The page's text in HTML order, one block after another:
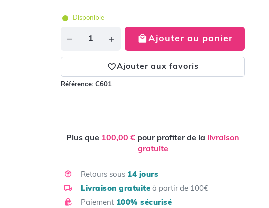
Disponible
Quantité Ajouter au panier
Ajouter aux favoris
Référence: C601
Plus que 100,00 € pour profiter de la livraison
gratuite
Retours sous 14 jours
Livraison gratuite à partir de 100€
Paiement 100% sécurisé